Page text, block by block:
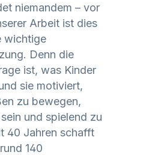
niemandem – vor
Arbeit ist dies
wichtige
Denn die
ist, was Kinder
sie motiviert,
zu bewegen,
und spielend zu
40 Jahren schafft
140